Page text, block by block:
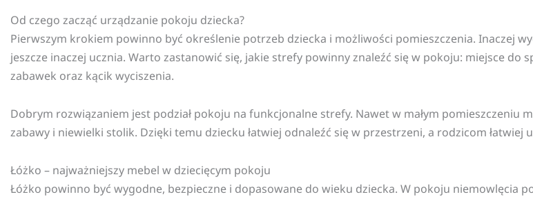
Od czego zacząć urządzanie pokoju dziecka?
Pierwszym krokiem powinno być określenie potrzeb dziecka i możliwości pomieszczenia. Inaczej
jeszcze inaczej ucznia. Warto zastanowić się, jakie strefy powinny znaleźć się w pokoju: miejsce do
zabawek oraz kącik wyciszenia.
Dobrym rozwiązaniem jest podział pokoju na funkcjonalne strefy. Nawet w małym pomieszczeniu
zabawy i niewielki stolik. Dzięki temu dziecku łatwiej odnaleźć się w przestrzeni, a rodzicom łatwiej
Łóżko – najważniejszy mebel w dziecięcym pokoju
Łóżko powinno być wygodne, bezpieczne i dopasowane do wieku dziecka. W pokoju niemowlęcia